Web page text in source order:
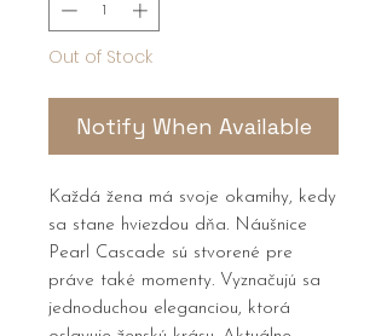
Out of Stock
Notify When Available
Každá žena má svoje okamihy, kedy
sa stane hviezdou dňa. Náušnice
Pearl Cascade sú stvorené pre
práve také momenty. Vyznačujú sa
jednoduchou eleganciou, ktorá